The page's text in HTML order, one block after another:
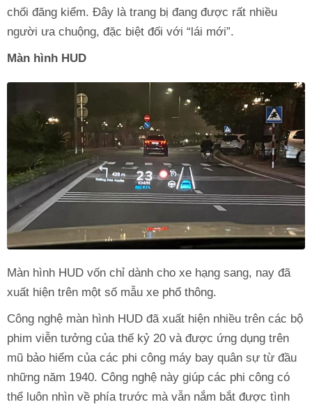
chối đăng kiểm. Đây là trang bị đang được rất nhiều
người ưa chuộng, đặc biệt đối với “lái mới”.
Màn hình HUD
Màn hình HUD vốn chỉ dành cho xe hạng sang, nay đã
xuất hiện trên một số mẫu xe phổ thông.
Công nghệ màn hình HUD đã xuất hiện nhiều trên các bộ
phim viễn tưởng của thế kỷ 20 và được ứng dụng trên
mũ bảo hiểm của các phi công máy bay quân sự từ đầu
những năm 1940. Công nghệ này giúp các phi công có
thể luôn nhìn về phía trước mà vẫn nắm bắt được tình